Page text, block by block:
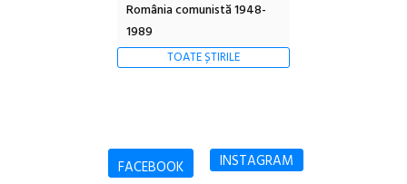
România comunistă 1948-
1989
TOATE ȘTIRILE
FACEBOOK INSTAGRAM